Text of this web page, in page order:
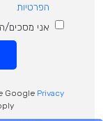
הפרטיות
אני מסכים/ה
Google Privacy